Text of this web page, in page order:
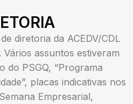
diretoria da ACEDV/CDL
assuntos estiveram
do PSGQ, “Programa
placas indicativas nos
Empresarial,